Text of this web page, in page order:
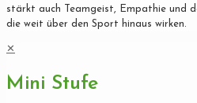
stärkt auch Teamgeist, Empathie und
die weit über den Sport hinaus wirken.
✕
Mini Stufe